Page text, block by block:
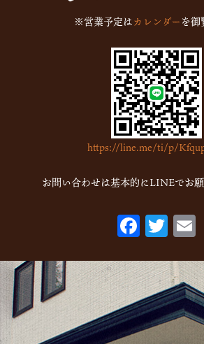
2023年2月(4)
2023年1月(7)
2022年12月(15)
2022年11月(16)
2022年10月(6)
2022年9月(1)
2022年5月
(2)
2022年1月(2)
2021年10月(1)
2021年9月
※営業予定はカレンダーを御
https://line.me/ti/p/
お問い合わせは基本的にLINEでお願
F
ac
eb
o
o
k
T
w
itt
er